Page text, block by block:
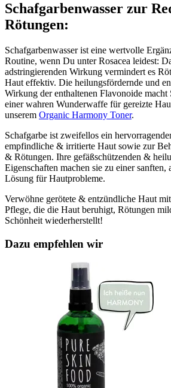
Schafgarbenwasser zur
Rötungen:
Schafgarbenwasser ist eine wertvolle
Routine, wenn Du unter Rosacea leidest:
adstringierenden Wirkung vermindert es
Haut effektiv. Die heilungsfördernde und
Wirkung der enthaltenen Flavonoide macht
einer wahren Wunderwaffe für gereizte
unserem Organic Harmony Toner.
Schafgarbe ist zweifellos ein
empfindliche & irritierte Haut sowie zur
& Rötungen. Ihre gefäßschützenden &
Eigenschaften machen sie zu einer sanften,
Lösung für Hautprobleme.
Verwöhne gerötete & entzündliche Haut
Pflege, die die Haut beruhigt, Rötungen
Schönheit wiederherstellt!
Dazu empfehlen wir